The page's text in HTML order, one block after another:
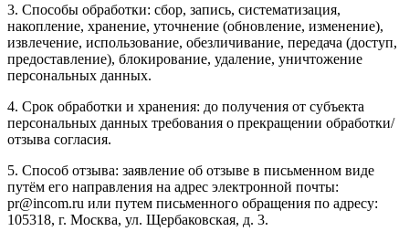
3. Способы обработки: сбор, запись, систематизация,
накопление, хранение, уточнение (обновление, изменение),
извлечение, использование, обезличивание, передача (доступ,
предоставление), блокирование, удаление, уничтожение
персональных данных.
4. Срок обработки и хранения: до получения от субъекта
персональных данных требования о прекращении обработки/
отзыва согласия.
5. Способ отзыва: заявление об отзыве в письменном виде
путём его направления на адрес электронной почты:
pr@incom.ru или путем письменного обращения по адресу:
105318, г. Москва, ул. Щербаковская, д. 3.